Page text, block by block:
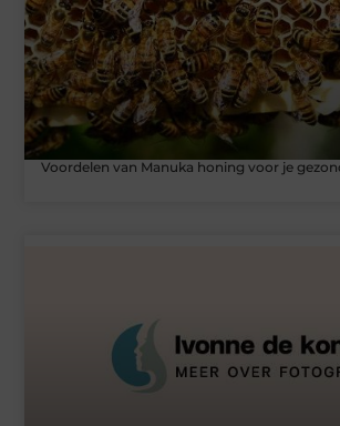
Voordelen van Manuka honing voor je